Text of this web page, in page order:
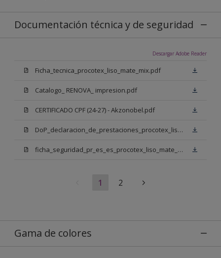
Documentación técnica y de seguridad
Descargar Adobe Reader
Ficha_tecnica_procotex_liso_mate_mix.pdf
Catalogo_ RENOVA_ impresion.pdf
CERTIFICADO CPF (24-27) - Akzonobel.pdf
DoP_declaracion_de_prestaciones_procotex_liso_mate_mix_anmw002_11_firmado_2025.pdf
ficha_seguridad_pr_es_es_procotex_liso_mate_mix_bb.pdf
1 2
Gama de colores